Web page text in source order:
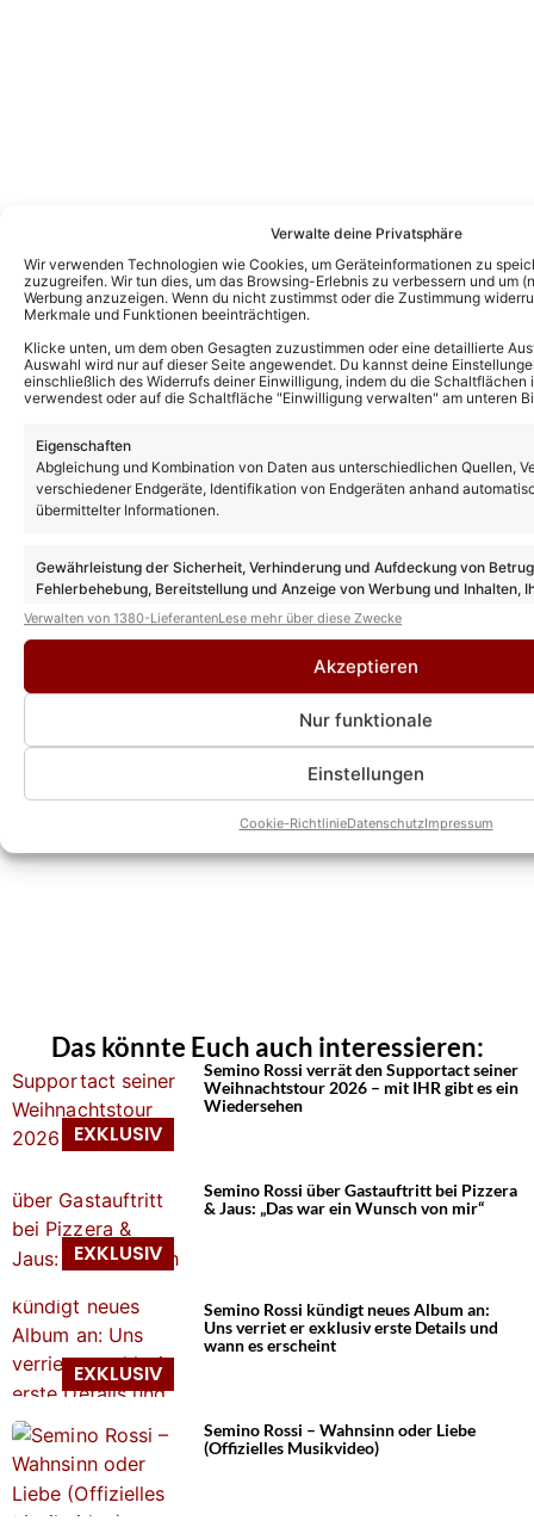
Verwalte deine Privatsphäre
Wir verwenden Technologien wie Cookies, um Geräteinformationen zu
zuzugreifen. Wir tun dies, um das Browsing-Erlebnis zu verbessern und um
Werbung anzuzeigen. Wenn du nicht zustimmst oder die Zustimmung
Merkmale und Funktionen beeinträchtigen.
Klicke unten, um dem oben Gesagten zuzustimmen oder eine detaillierte
Auswahl wird nur auf dieser Seite angewendet. Du kannst deine
einschließlich des Widerrufs deiner Einwilligung, indem du die
verwendest oder auf die Schaltfläche "Einwilligung verwalten" am unteren
Eigenschaften
Abgleichung und Kombination von Daten aus unterschiedlichen Quellen,
verschiedener Endgeräte, Identifikation von Endgeräten anhand
übermittelter Informationen.
Gewährleistung der Sicherheit, Verhinderung und Aufdeckung von
Fehlerbehebung, Bereitstellung und Anzeige von Werbung und Inhalten,
Entscheidungen zum Datenschutz speichern und übermitteln.
Verwalten von 1380-LieferantenLese mehr über diese Zwecke
Akzeptieren
Nur funktionale
Einstellungen
Cookie-RichtlinieDatenschutzImpressum
Kevin Drewes
CHEFREDAKTEUR
Kevin Drewes ist seit über 10 Jahren im
Schlager unterwegs und bringt als
Chefredakteur seine ganze Erfahrung und
Leidenschaft mit hinein. Kein anderer kann
solch eine Expertise wie er vorweisen.
» AUTORENPROFIL & ALLE ARTIKEL VON
KEVIN DREWES
Das könnte Euch auch interessieren:
Semino Rossi verrät den Supportact seiner
Weihnachtstour 2026 – mit IHR gibt es ein
Wiedersehen
Semino Rossi über Gastauftritt bei Pizzera
& Jaus: „Das war ein Wunsch von mir“
Semino Rossi kündigt neues Album an:
Uns verriet er exklusiv erste Details und
wann es erscheint
Semino Rossi – Wahnsinn oder Liebe
(Offizielles Musikvideo)